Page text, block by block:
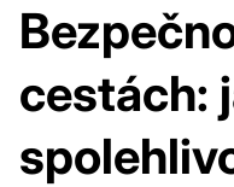
cestách: